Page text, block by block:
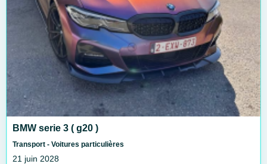
BMW serie 3 ( g20 )
Transport - Voitures particulières
21 juin 2028